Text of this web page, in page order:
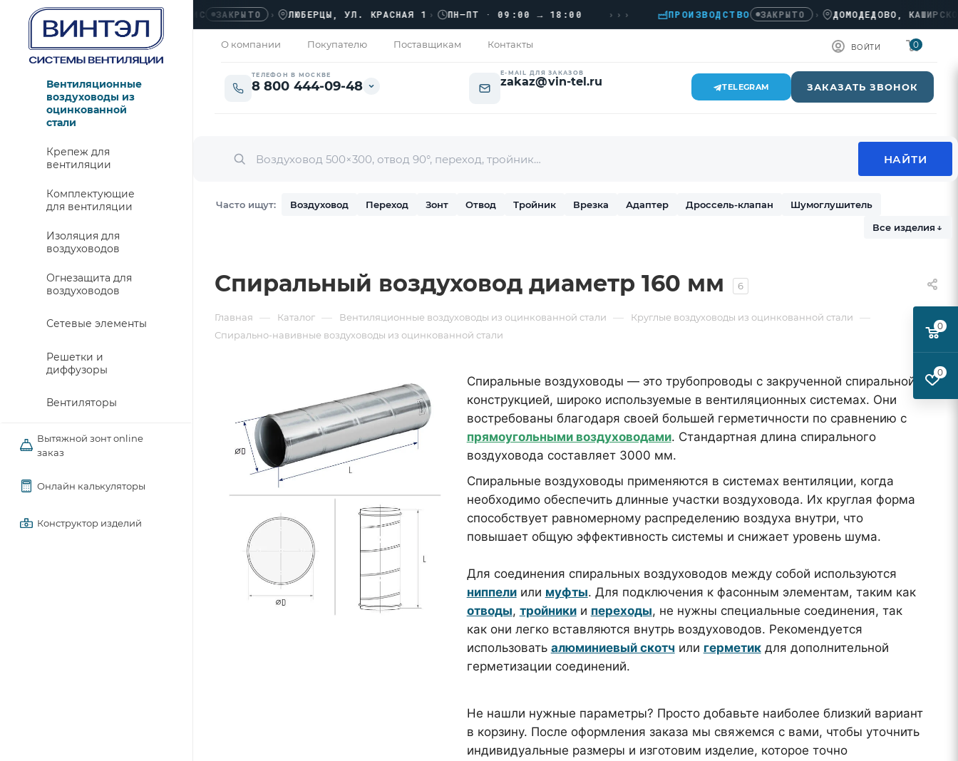
ОФИС ЗАКРЫТО › ЛЮБЕРЦЫ, УЛ. КРАСНАЯ 1› ПН–ПТ · 09:00 → 18:00 ››› ПРОИЗВОДСТВО ЗАКРЫТО › ДОМОДЕДОВО, КАШИРСКОЕ
О компании Покупателю Поставщикам Контакты ВОЙТИ 0
ТЕЛЕФОН В МОСКВЕ
8 800 444-09-48
E-MAIL ДЛЯ ЗАКАЗОВ
zakaz@vin-tel.ru TELEGRAM ЗАКАЗАТЬ ЗВОНОК
Часто ищут: Воздуховод Переход Зонт Отвод Тройник Врезка Адаптер Дроссель-клапан
Шумоглушитель
Все изделия ↓
Вентиляционные
воздуховоды из
оцинкованной
стали
Крепеж для
вентиляции
Комплектующие
для вентиляции
Изоляция для
воздуховодов
Огнезащита для
воздуховодов
Сетевые элементы
Решетки и
диффузоры
Вентиляторы
Вытяжной зонт online
заказ
Онлайн калькуляторы
Конструктор изделий
Спиральный воздуховод диаметр 160 мм 6
Главная — Каталог — Вентиляционные воздуховоды из оцинкованной стали — Круглые воздуховоды из оцинкованной стали —
Спирально-навивные воздуховоды из оцинкованной стали
Спиральные воздуховоды — это трубопроводы с закрученной спиральной
конструкцией, широко используемые в вентиляционных системах. Они
востребованы благодаря своей большей герметичности по сравнению с
прямоугольными воздуховодами. Стандартная длина спирального
воздуховода составляет 3000 мм.
Спиральные воздуховоды применяются в системах вентиляции, когда
необходимо обеспечить длинные участки воздуховода. Их круглая форма
способствует равномерному распределению воздуха внутри, что
повышает общую эффективность системы и снижает уровень шума.
Для соединения спиральных воздуховодов между собой используются
ниппелиили муфты. Для подключения к фасонным элементам, таким как
отводы, тройникии переходы, не нужны специальные соединения, так
как они легко вставляются внутрь воздуховодов. Рекомендуется
использовать алюминиевый скотч или герметикдля дополнительной
герметизации соединений.
Не нашли нужные параметры? Просто добавьте наиболее близкий вариант
в корзину. После оформления заказа мы свяжемся с вами, чтобы уточнить
индивидуальные размеры и изготовим изделие, которое точно
0
0